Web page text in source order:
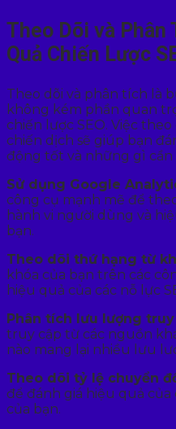
Theo Dõi và Phân
Quả Chiến Lược
Theo dõi và phân tích là
không kém phần quan
chiến lược SEO. Việc
chiến dịch sẽ giúp bạn
động tốt và những gì cần
Sử dụng Google
công cụ mạnh mẽ để
hành vi người dùng và
bạn.
Theo dõi thứ hạng từ
khóa của bạn trên các
hiệu quả của các nỗ lực
Phân tích lưu lượng truy
truy cập từ các nguồn
nào mang lại nhiều lưu
Theo dõi tỷ lệ chuyển
để đánh giá hiệu quả
của bạn.